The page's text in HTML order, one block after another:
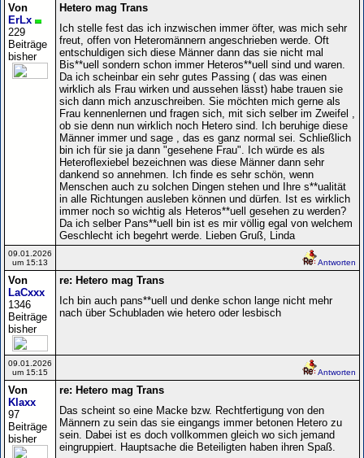
Von
ErLx
229
Beiträge
bisher
Hetero mag Trans
Ich stelle fest das ich inzwischen immer öfter, was mich sehr
freut, offen von Heteromännern angeschrieben werde. Oft
entschuldigen sich diese Männer dann das sie nicht mal
Bis**uell sondern schon immer Heteros**uell sind und waren.
Da ich scheinbar ein sehr gutes Passing ( das was einen
wirklich als Frau wirken und aussehen lässt) habe trauen sie
sich dann mich anzuschreiben. Sie möchten mich gerne als
Frau kennenlernen und fragen sich, mit sich selber im Zweifel ,
ob sie denn nun wirklich noch Hetero sind. Ich beruhige diese
Männer immer und sage , das es ganz normal sei. Schließlich
bin ich für sie ja dann "gesehene Frau". Ich würde es als
Heteroflexiebel bezeichnen was diese Männer dann sehr
dankend so annehmen. Ich finde es sehr schön, wenn
Menschen auch zu solchen Dingen stehen und Ihre s**ualität
in alle Richtungen ausleben können und dürfen. Ist es wirklich
immer noch so wichtig als Heteros**uell gesehen zu werden?
Da ich selber Pans**uell bin ist es mir völlig egal von welchem
Geschlecht ich begehrt werde. Lieben Gruß, Linda
09.01.2026
um 15:13
Antworten
Von
LaCxxx
1346
Beiträge
bisher
re: Hetero mag Trans
Ich bin auch pans**uell und denke schon lange nicht mehr
nach über Schubladen wie hetero oder lesbisch
09.01.2026
um 15:15
Antworten
Von
Klaxx
97
Beiträge
bisher
re: Hetero mag Trans
Das scheint so eine Macke bzw. Rechtfertigung von den
Männern zu sein das sie eingangs immer betonen Hetero zu
sein. Dabei ist es doch vollkommen gleich wo sich jemand
eingruppiert. Hauptsache die Beteiligten haben ihren Spaß.